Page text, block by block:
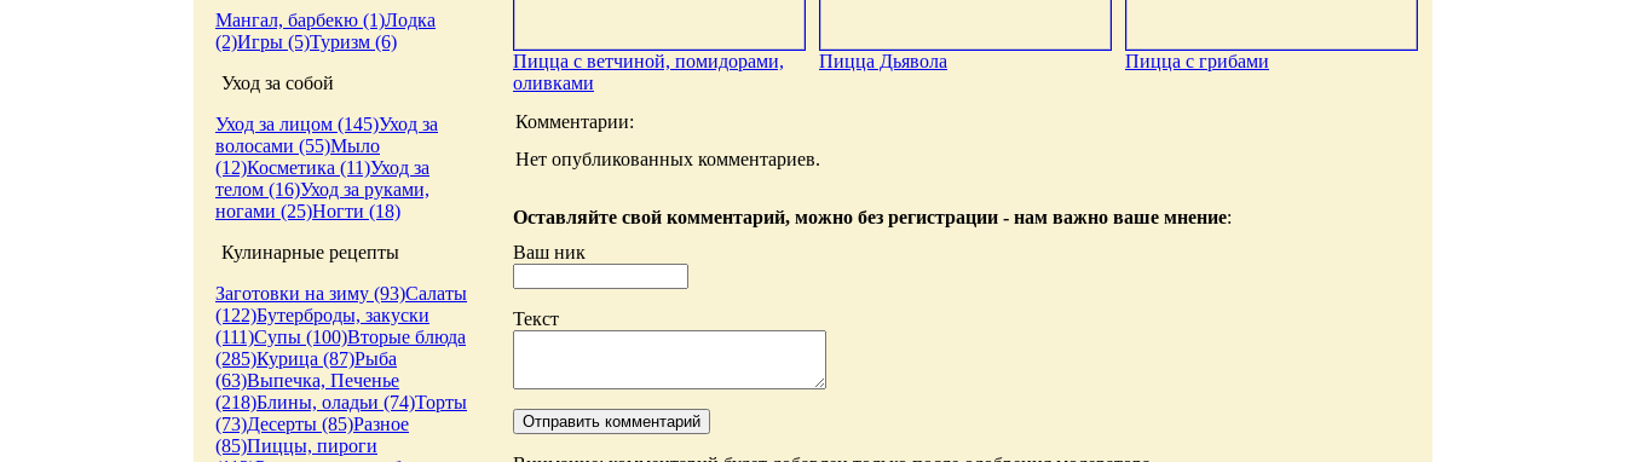
Мангал, барбекю (1)Лодка
(2)Игры (5)Туризм (6)
Уход за собой
Уход за лицом (145)Уход за
волосами (55)Мыло
(12)Косметика (11)Уход за
телом (16)Уход за руками,
ногами (25)Ногти (18)
Кулинарные рецепты
Заготовки на зиму (93)Салаты
(122)Бутерброды, закуски
(111)Супы (100)Вторые блюда
(285)Курица (87)Рыба
(63)Выпечка, Печенье
(218)Блины, оладьи (74)Торты
(73)Десерты (85)Разное
(85)Пиццы, пироги
Пицца с ветчиной, помидорами,
оливками
Пицца Дьявола Пицца с грибами
Комментарии:
Нет опубликованных комментариев.
Оставляйте свой комментарий, можно без регистрации - нам важно ваше мнение:
Ваш ник
Текст